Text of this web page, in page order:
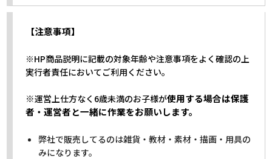
【注意事項】
※HP商品説明に記載の対象年齢や注意事項をよく確認の上
実行者責任においてご利用ください。
※運営上仕方なく6歳未満のお子様が使用する場合は保護
者・運営者と一緒に作業をお願いします。
弊社で販売してるのは雑貨・教材・素材・描画・用具の
みになります。